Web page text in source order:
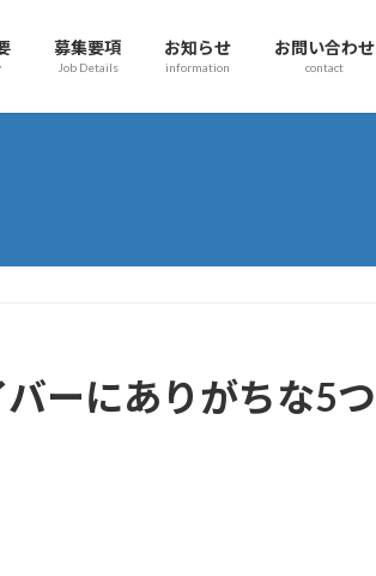
募集要項
Job Details
お知らせ
information
お問い合わせ
contact
ーにありがちな5つ